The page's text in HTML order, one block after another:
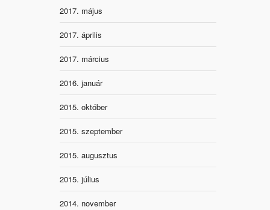
2017. május
2017. április
2017. március
2016. január
2015. október
2015. szeptember
2015. augusztus
2015. július
2014. november